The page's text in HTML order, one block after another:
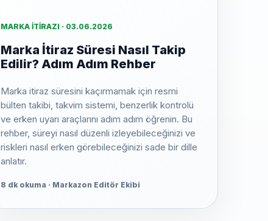
MARKA İTIRAZI · 03.06.2026
Marka İtiraz Süresi Nasıl Takip
Edilir? Adım Adım Rehber
Marka itiraz süresini kaçırmamak için resmi
bülten takibi, takvim sistemi, benzerlik kontrolü
ve erken uyarı araçlarını adım adım öğrenin. Bu
rehber, süreyi nasıl düzenli izleyebileceğinizi ve
riskleri nasıl erken görebileceğinizi sade bir dille
anlatır.
8 dk okuma · Markazon Editör Ekibi